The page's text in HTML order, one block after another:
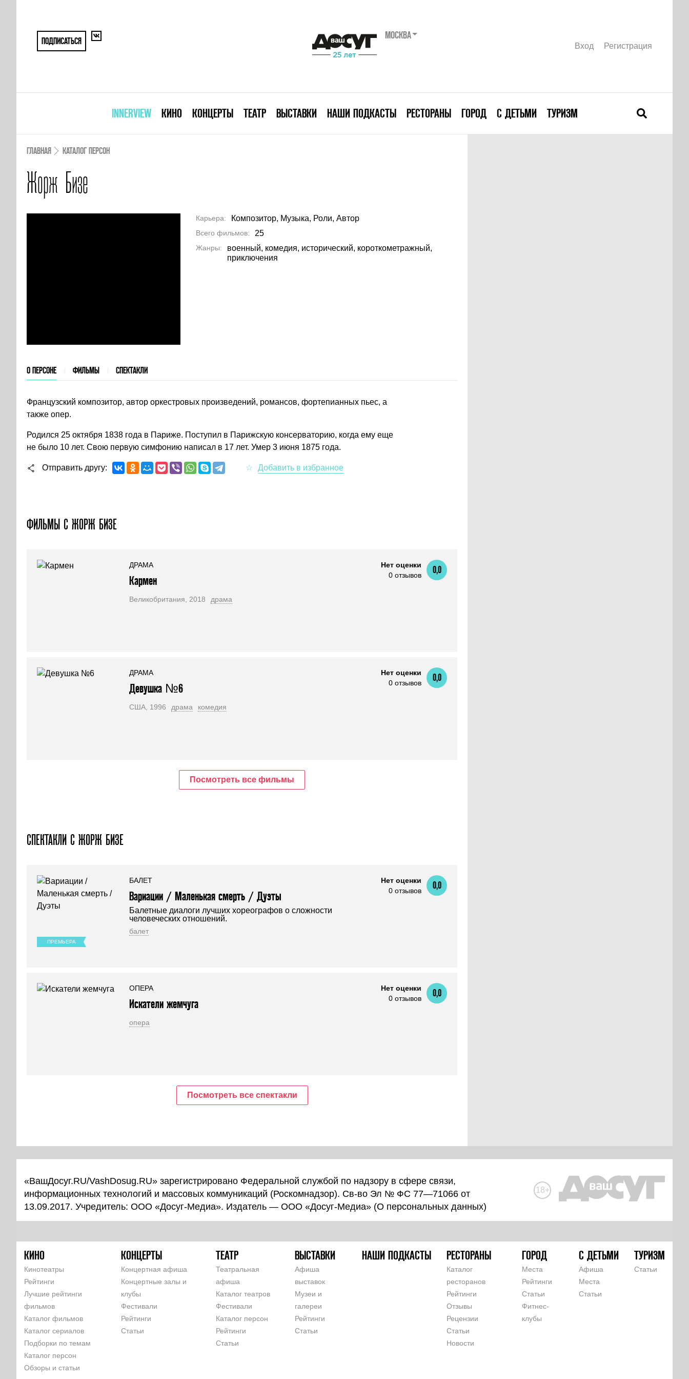
ПОДПИСАТЬСЯ
МОСКВА
Вход Регистрация
INNERVIEW КИНО КОНЦЕРТЫ ТЕАТР ВЫСТАВКИ НАШИ ПОДКАСТЫ РЕСТОРАНЫ ГОРОД С ДЕТЬМИ ТУРИЗМ
ГЛАВНАЯ КАТАЛОГ ПЕРСОН
Жорж Бизе
Карьера Композитор, Музыка, Роли, Автор
Всего фильмов 25
Жанры
военный, комедия, исторический, короткометражный,
приключения
О ПЕРСОНЕ ФИЛЬМЫ СПЕКТАКЛИ
Французский композитор, автор оркестровых произведений, романсов, фортепианных пьес, а
также опер.
Родился 25 октября 1838 года в Париже. Поступил в Парижскую консерваторию, когда ему еще
не было 10 лет. Свою первую симфонию написал в 17 лет. Умер 3 июня 1875 года.
Отправить другу
ФИЛЬМЫ С ЖОРЖ БИЗЕ
ДРАМА
Кармен
Великобритания, 2018 драма
Нет оценки
0 отзывов
0,0
ДРАМА
Девушка №6
США, 1996 драма комедия
Нет оценки
0 отзывов
0,0
Посмотреть все фильмы
СПЕКТАКЛИ С ЖОРЖ БИЗЕ
ПРЕМЬЕРА
БАЛЕТ
Вариации / Маленькая смерть / Дуэты
Балетные диалоги лучших хореографов о сложности
человеческих отношений.
балет
Нет оценки
0 отзывов
0,0
ОПЕРА
Искатели жемчуга
опера
Нет оценки
0 отзывов
0,0
Посмотреть все спектакли
«ВашДосуг.RU/VashDosug.RU» зарегистрировано Федеральной службой по надзору в сфере связи,
информационных технологий и массовых коммуникаций (Роскомнадзор). Св-во Эл № ФС 77—71066 от
13.09.2017. Учредитель: ООО «Досуг-Медиа». Издатель — ООО «Досуг-Медиа» (О персональных данных)
18+
КИНО
Кинотеатры
Рейтинги
Лучшие рейтинги
фильмов
Каталог фильмов
Каталог сериалов
Подборки по темам
Каталог персон
Обзоры и статьи
КОНЦЕРТЫ
Концертная афиша
Концертные залы и
клубы
Фестивали
Рейтинги
Статьи
ТЕАТР
Театральная
афиша
Каталог театров
Фестивали
Каталог персон
Рейтинги
Статьи
ВЫСТАВКИ
Афиша
выставок
Музеи и
галереи
Рейтинги
Статьи
НАШИ ПОДКАСТЫ РЕСТОРАНЫ
Каталог
ресторанов
Рейтинги
Отзывы
Рецензии
Статьи
Новости
ГОРОД
Места
Рейтинги
Статьи
Фитнес-
клубы
С ДЕТЬМИ
Афиша
Места
Статьи
ТУРИЗМ
Статьи